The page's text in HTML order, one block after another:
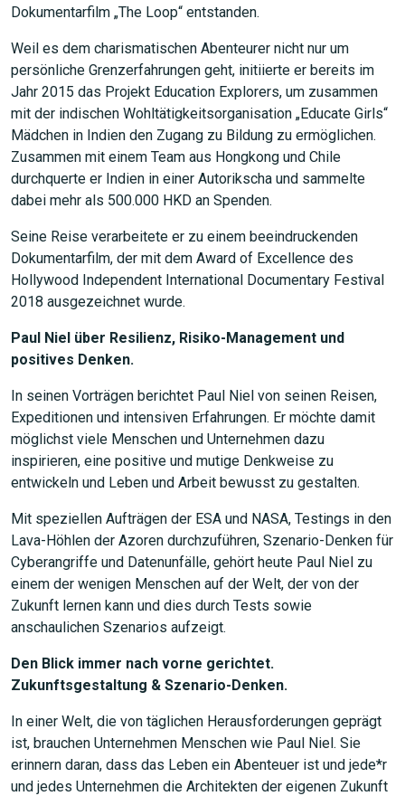
Dokumentarfilm „The Loop“ entstanden.
Weil es dem charismatischen Abenteurer nicht nur um
persönliche Grenzerfahrungen geht, initiierte er bereits im
Jahr 2015 das Projekt Education Explorers, um zusammen
mit der indischen Wohltätigkeitsorganisation „Educate Girls“
Mädchen in Indien den Zugang zu Bildung zu ermöglichen.
Zusammen mit einem Team aus Hongkong und Chile
durchquerte er Indien in einer Autorikscha und sammelte
dabei mehr als 500.000 HKD an Spenden.
Seine Reise verarbeitete er zu einem beeindruckenden
Dokumentarfilm, der mit dem Award of Excellence des
Hollywood Independent International Documentary Festival
2018 ausgezeichnet wurde.
Paul Niel über Resilienz, Risiko-Management und
positives Denken.
In seinen Vorträgen berichtet Paul Niel von seinen Reisen,
Expeditionen und intensiven Erfahrungen. Er möchte damit
möglichst viele Menschen und Unternehmen dazu
inspirieren, eine positive und mutige Denkweise zu
entwickeln und Leben und Arbeit bewusst zu gestalten.
Mit speziellen Aufträgen der ESA und NASA, Testings in den
Lava-Höhlen der Azoren durchzuführen, Szenario-Denken für
Cyberangriffe und Datenunfälle, gehört heute Paul Niel zu
einem der wenigen Menschen auf der Welt, der von der
Zukunft lernen kann und dies durch Tests sowie
anschaulichen Szenarios aufzeigt.
Den Blick immer nach vorne gerichtet.
Zukunftsgestaltung & Szenario-Denken.
In einer Welt, die von täglichen Herausforderungen geprägt
ist, brauchen Unternehmen Menschen wie Paul Niel. Sie
erinnern daran, dass das Leben ein Abenteuer ist und jede*r
und jedes Unternehmen die Architekten der eigenen Zukunft
JETZT SUCHEN